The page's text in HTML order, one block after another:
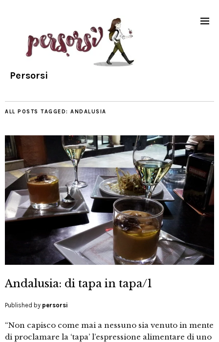
Persorsi
ALL POSTS TAGGED: ANDALUSIA
Andalusia: di tapa in tapa/1
Published by persorsi
“Non capisco come mai a nessuno sia venuto in mente
di proclamare la ‘tapa’ l’espressione alimentare di uno